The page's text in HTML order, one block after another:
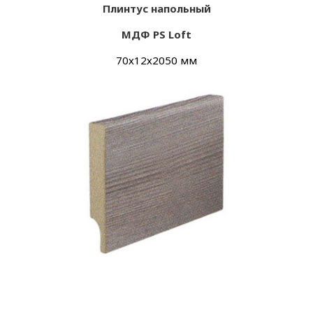
Плинтус напольный
МДФ PS Loft
70х12х2050 мм